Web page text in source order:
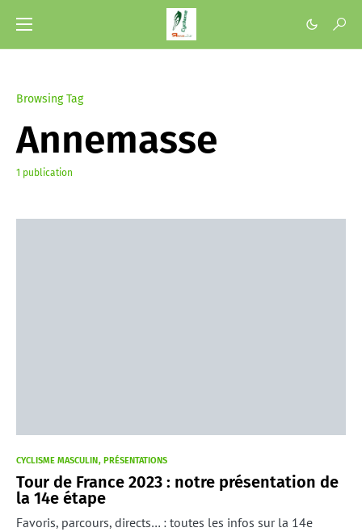
Browsing Tag
Annemasse
1 publication
CYCLISME MASCULIN PRÉSENTATIONS
Tour de France 2023 : notre présentation de
la 14e étape
Favoris, parcours, directs… : toutes les infos sur la 14e